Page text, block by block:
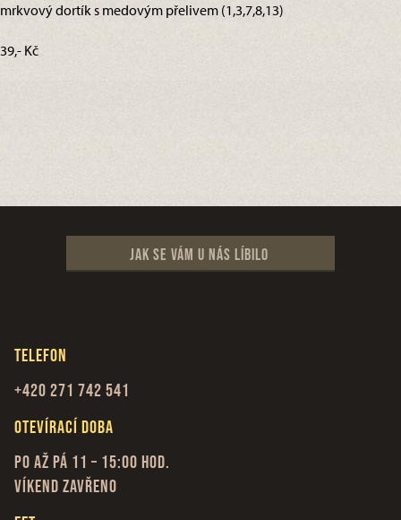
mrkvový dortík s medovým přelivem (1,3,7,8,13)
39,- Kč
Jak se vám u nás líbilo
Telefon
+420 271 742 541
Otevírací doba
Po až Pá 11 – 15:00 hod.
Víkend zavřeno